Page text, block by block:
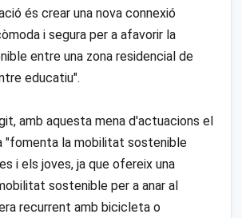
és crear una nova connexió
i segura per a afavorir la
entre una zona residencial de
educatiu".
amb aquesta mena d'actuacions el
"fomenta la mobilitat sostenible
i els joves, ja que ofereix una
sostenible per a anar al
recurrent amb bicicleta o